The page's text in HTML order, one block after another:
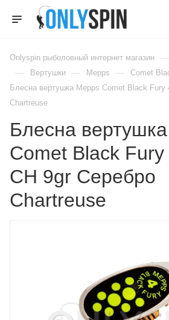
Onlyspin рыболовный интернет магазин —
— Вертушки — Mepps — Comet
Блесна вертушка Mepps Comet Black Fury
Chartreuse
Блесна
Comet Black Fury
CH 9gr Серебро
Chartreuse